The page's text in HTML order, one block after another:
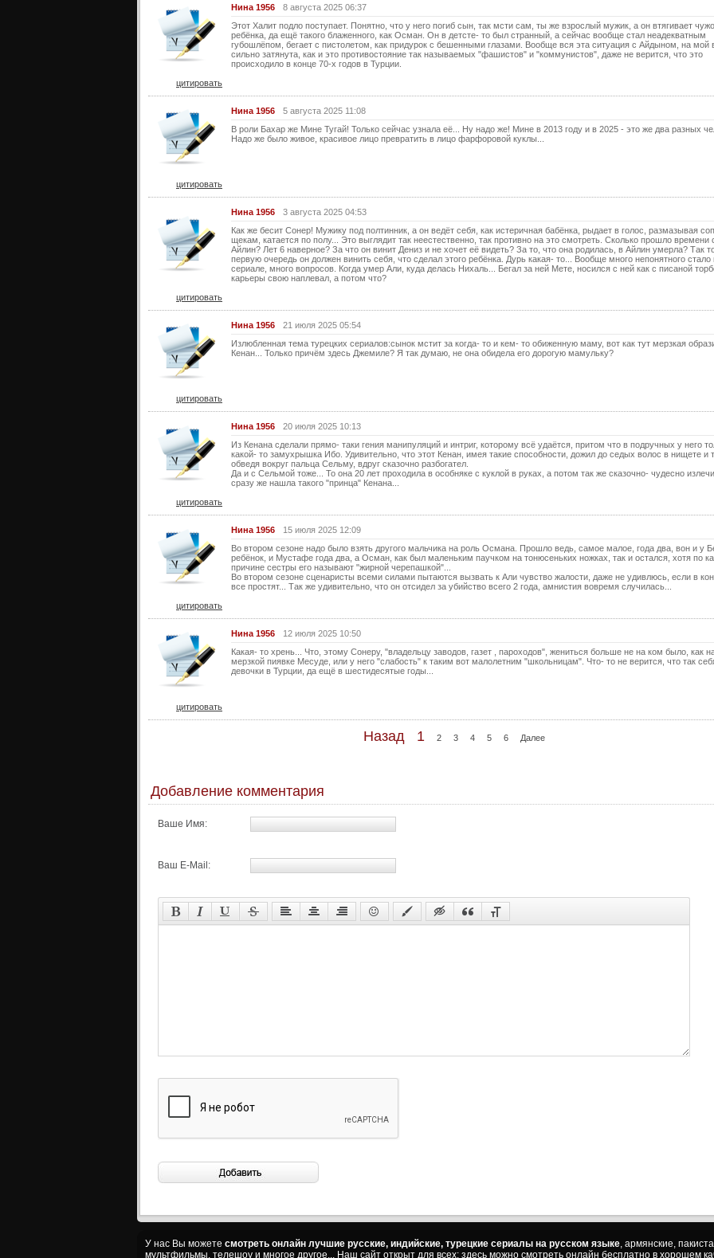
48
49
51
57
58
62
66
71
72
75
78
101
Нина 1956
8 августа 2025 06:37
Этот Халит подло поступает. Понятно, что у него погиб сын, так мсти сам, ты же взрослый мужик, а он втягивает
ребёнка, да ещё такого блаженного, как Осман. Он в детсте- то был странный, а сейчас вообще стал неадекватным
губошлёпом, бегает с пистолетом, как придурок с бешенными глазами. Вообще вся эта ситуация с Айдыном, на мой
сильно затянута, как и это противостояние так называемых "фашистов" и "коммунистов", даже не верится, что это
происходило в конце 70-х годов в Турции.
цитировать
Нина 1956
5 августа 2025 11:08
В роли Бахар же Мине Тугай! Только сейчас узнала её... Ну надо же! Мине в 2013 году и в 2025 - это же два разных
Надо же было живое, красивое лицо превратить в лицо фарфоровой куклы...
цитировать
Нина 1956
3 августа 2025 04:53
Как же бесит Сонер! Мужику под полтинник, а он ведёт себя, как истеричная бабёнка, рыдает в голос, размазывая
щекам, катается по полу... Это выглядит так неестественно, так противно на это смотреть. Сколько прошло времени
Айлин? Лет 6 наверное? За что он винит Дениз и не хочет её видеть? За то, что она родилась, в Айлин умерла? Так
первую очередь он должен винить себя, что сделал этого ребёнка. Дурь какая- то... Вообще много непонятного стало
сериале, много вопросов. Когда умер Али, куда делась Нихаль... Бегал за ней Мете, носился с ней как с писаной
карьеры свою наплевал, а потом что?
цитировать
Нина 1956
21 июля 2025 05:54
Излюбленная тема турецких сериалов:сынок мстит за когда- то и кем- то обиженную маму, вот как тут мерзкая
Кенан... Только причём здесь Джемиле? Я так думаю, не она обидела его дорогую мамульку?
цитировать
Нина 1956
20 июля 2025 10:13
Из Кенана сделали прямо- таки гения манипуляций и интриг, которому всё удаётся, притом что в подручных у него
какой- то замухрышка Ибо. Удивительно, что этот Кенан, имея такие способности, дожил до седых волос в нищете и
обведя вокруг пальца Сельму, вдруг сказочно разбогател.
Да и с Сельмой тоже... То она 20 лет проходила в особняке с куклой в руках, а потом так же сказочно- чудесно
сразу же нашла такого "принца" Кенана...
цитировать
Нина 1956
15 июля 2025 12:09
Во втором сезоне надо было взять другого мальчика на роль Османа. Прошло ведь, самое малое, года два, вон и у
ребёнок, и Мустафе года два, а Осман, как был маленьким паучком на тонюсеньких ножках, так и остался, хотя по
причине сестры его называют "жирной черепашкой"...
Во втором сезоне сценаристы всеми силами пытаются вызвать к Али чувство жалости, даже не удивлюсь, если в
все простят... Так же удивительно, что он отсидел за убийство всего 2 года, амнистия вовремя случилась...
цитировать
Нина 1956
12 июля 2025 10:50
Какая- то хрень... Что, этому Сонеру, "владельцу заводов, газет , пароходов", жениться больше не на ком было, как
мерзкой пиявке Месуде, или у него "слабость" к таким вот малолетним "школьницам". Что- то не верится, что так
девочки в Турции, да ещё в шестидесятые годы...
цитировать
Назад 1 2 3 4 5 6 Далее
Добавление комментария
Ваше Имя:
Ваш E-Mail:
У нас Вы можете смотреть онлайн лучшие русские, индийские, турецкие сериалы на русском языке, армянские,
мультфильмы, телешоу и многое другое... Наш сайт открыт для всех: здесь можно смотреть онлайн бесплатно в хорошем